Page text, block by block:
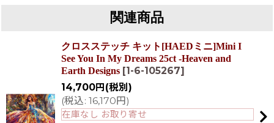
関連商品
クロスステッチ キット[HAEDミニ]Mini I
See You In My Dreams 25ct -Heaven and
Earth Designs [1-6-105267]
14,700円(税別)
(税込: 16,170円)
在庫なし お取り寄せ